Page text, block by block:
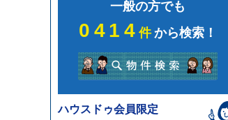
一般の方でも
0414件から検索！
ハウスドゥ会員限定